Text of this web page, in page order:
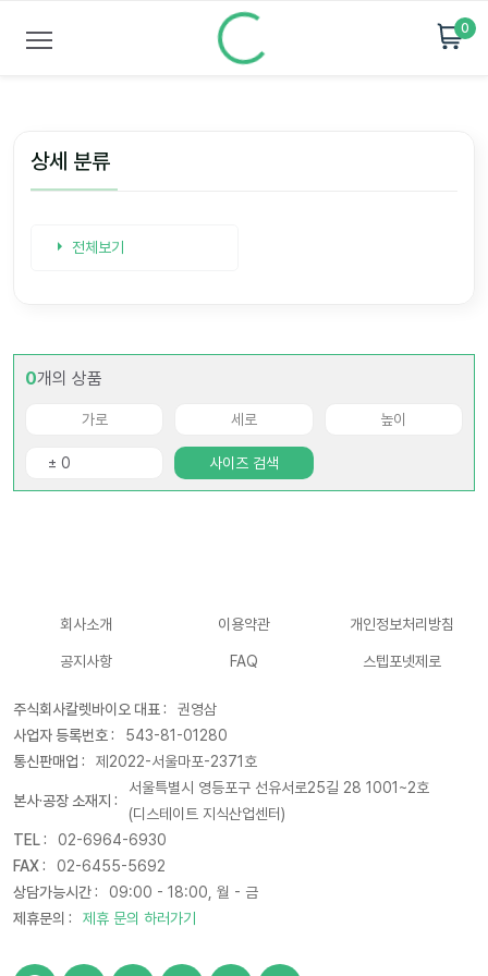
0
상세 분류
전체보기
0개의 상품
사이즈 검색
회사소개 이용약관 개인정보처리방침
공지사항 FAQ 스텝포넷제로
주식회사칼렛바이오 대표 :
권영삼
사업자 등록번호 :
543-81-01280
통신판매업 :
제2022-서울마포-2371호
본사·공장 소재지 :
서울특별시 영등포구 선유서로25길 28 1001~2호
(디스테이트 지식산업센터)
TEL :
02-6964-6930
FAX :
02-6455-5692
상담가능시간 :
09:00 - 18:00, 월 - 금
제휴문의 :
제휴 문의 하러가기